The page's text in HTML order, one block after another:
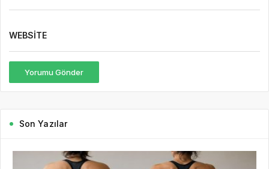
WEBSITE
Yorumu Gönder
Son Yazılar